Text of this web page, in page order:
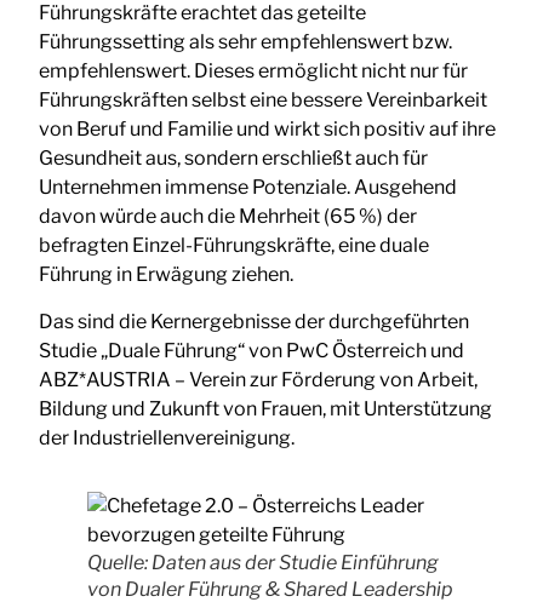
Führungskräfte erachtet das geteilte
Führungssetting als sehr empfehlenswert bzw.
empfehlenswert. Dieses ermöglicht nicht nur für
Führungskräften selbst eine bessere Vereinbarkeit
von Beruf und Familie und wirkt sich positiv auf ihre
Gesundheit aus, sondern erschließt auch für
Unternehmen immense Potenziale. Ausgehend
davon würde auch die Mehrheit (65 %) der
befragten Einzel-Führungskräfte, eine duale
Führung in Erwägung ziehen.
Das sind die Kernergebnisse der durchgeführten
Studie „Duale Führung“ von PwC Österreich und
ABZ*AUSTRIA – Verein zur Förderung von Arbeit,
Bildung und Zukunft von Frauen, mit Unterstützung
der Industriellenvereinigung.
Quelle: Daten aus der Studie Einführung
von Dualer Führung & Shared Leadership